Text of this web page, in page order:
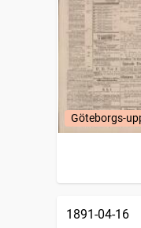
Göteborgs-
1891-04-16